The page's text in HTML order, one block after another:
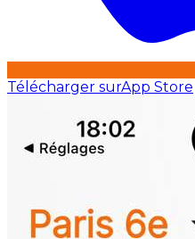
Télécharger surApp Store